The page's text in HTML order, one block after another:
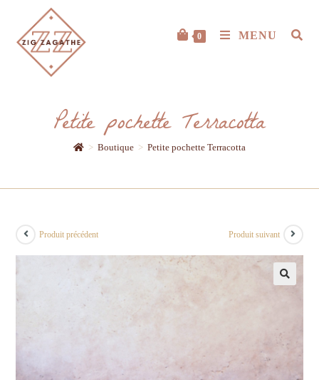
0 MENU
Petite pochette Terracotta
> Boutique > Petite pochette Terracotta
Produit précédent Produit suivant